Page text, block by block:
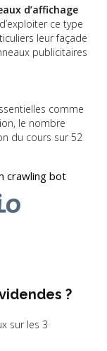
d’affichage
ce type
leur façade
publicitaires
comme
le nombre
du cours sur 52
?
sur les 3